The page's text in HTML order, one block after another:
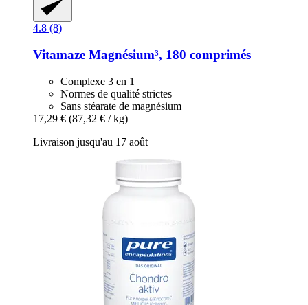
4.8 (8)
Vitamaze Magnésium³, 180 comprimés
Complexe 3 en 1
Normes de qualité strictes
Sans stéarate de magnésium
17,29 € (87,32 € / kg)
Livraison jusqu'au 17 août